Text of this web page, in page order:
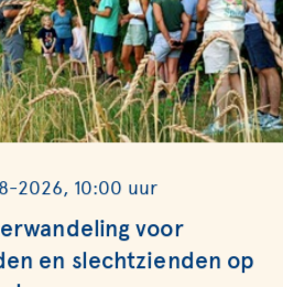
2026, 10:00 uur
voor
en slechtzienden op